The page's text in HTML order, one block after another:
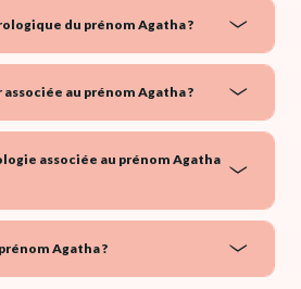
du prénom Agatha ?
au prénom Agatha ?
associée au prénom Agatha
Agatha ?